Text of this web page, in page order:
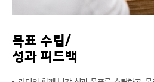
목표 수립/
성과 피드백